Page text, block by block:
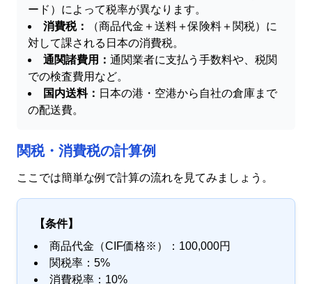
ード）によって税率が異なります。
消費税：
（商品代金＋送料＋保険料＋関税）に
対して課される日本の消費税。
通関諸費用： 通関業者に支払う手数料や、税関
での検査費用など。
国内送料： 日本の港・空港から自社の倉庫まで
の配送費。
関税・消費税の計算例
ここでは簡単な例で計算の流れを見てみましょう。
【条件】
商品代金（CIF価格※）：100,000円
関税率：5%
消費税率：10%